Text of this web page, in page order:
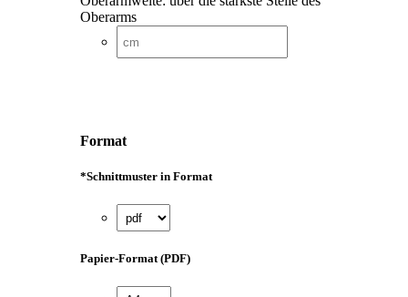
Oberarms
Format
*Schnittmuster in Format
Papier-Format (PDF)